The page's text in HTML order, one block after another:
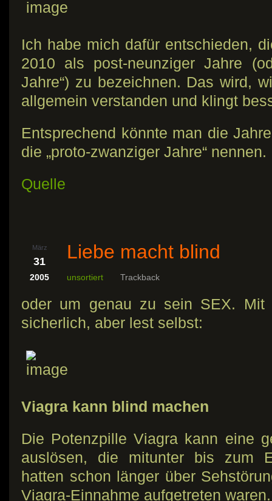
Ich habe mich dafür entschieden,
2010 als post-neunziger Jahre
Jahre“) zu bezeichnen. Das wird,
allgemein verstanden und klingt
Entsprechend könnte man die
die „proto-zwanziger Jahre“ nennen.
Quelle
März
31
2005
Liebe macht blind
unsortiert Trackback
oder um genau zu sein SEX. Mit
sicherlich, aber lest selbst:
Viagra kann blind machen
Die Potenzpille Viagra kann eine
auslösen, die mitunter bis zum
hatten schon länger über
Viagra-Einnahme aufgetreten waren.